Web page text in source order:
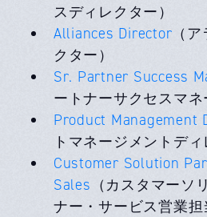
スディレクター）
Alliances Director （
クター）
Sr. Partner Success
ートナーサクセスマネ
Product Management
トマネージメントディ
Customer Solution
Sales （カスタマーソ
ナー・サービス営業担